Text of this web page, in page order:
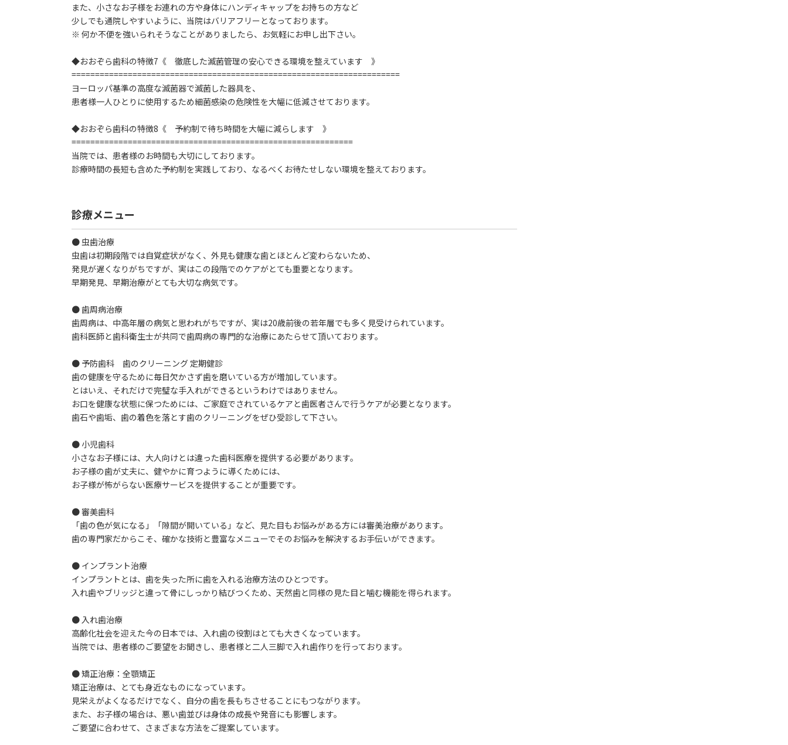
また、小さなお子様をお連れの方や身体にハンディキャップをお持ちの方など
少しでも通院しやすいように、当院はバリアフリーとなっております。
※ 何か不便を強いられそうなことがありましたら、お気軽にお申し出下さい。
◆おおぞら歯科の特徴7《 徹底した滅菌管理の安心できる環境を整えています 》
======================================================================
ヨーロッパ基準の高度な滅菌器で滅菌した器具を、
患者様一人ひとりに使用するため細菌感染の危険性を大幅に低減させております。
◆おおぞら歯科の特徴8《 予約制で待ち時間を大幅に減らします 》
============================================================
当院では、患者様のお時間も大切にしております。
診療時間の長短も含めた予約制を実践しており、なるべくお待たせしない環境を整えております。
診療メニュー
● 虫歯治療
虫歯は初期段階では自覚症状がなく、外見も健康な歯とほとんど変わらないため、
発見が遅くなりがちですが、実はこの段階でのケアがとても重要となります。
早期発見、早期治療がとても大切な病気です。
● 歯周病治療
歯周病は、中高年層の病気と思われがちですが、実は20歳前後の若年層でも多く見受けられています。
歯科医師と歯科衛生士が共同で歯周病の専門的な治療にあたらせて頂いております。
● 予防歯科 歯のクリーニング 定期健診
歯の健康を守るために毎日欠かさず歯を磨いている方が増加しています。
とはいえ、それだけで完璧な手入れができるというわけではありません。
お口を健康な状態に保つためには、ご家庭でされているケアと歯医者さんで行うケアが必要となります。
歯石や歯垢、歯の着色を落とす歯のクリーニングをぜひ受診して下さい。
● 小児歯科
小さなお子様には、大人向けとは違った歯科医療を提供する必要があります。
お子様の歯が丈夫に、健やかに育つように導くためには、
お子様が怖がらない医療サービスを提供することが重要です。
● 審美歯科
「歯の色が気になる」「隙間が開いている」など、見た目もお悩みがある方には審美治療があります。
歯の専門家だからこそ、確かな技術と豊富なメニューでそのお悩みを解決するお手伝いができます。
● インプラント治療
インプラントとは、歯を失った所に歯を入れる治療方法のひとつです。
入れ歯やブリッジと違って骨にしっかり結びつくため、天然歯と同様の見た目と噛む機能を得られます。
● 入れ歯治療
高齢化社会を迎えた今の日本では、入れ歯の役割はとても大きくなっています。
当院では、患者様のご要望をお聞きし、患者様と二人三脚で入れ歯作りを行っております。
● 矯正治療：全顎矯正
矯正治療は、とても身近なものになっています。
見栄えがよくなるだけでなく、自分の歯を長もちさせることにもつながります。
また、お子様の場合は、悪い歯並びは身体の成長や発音にも影響します。
ご要望に合わせて、さまざまな方法をご提案しています。